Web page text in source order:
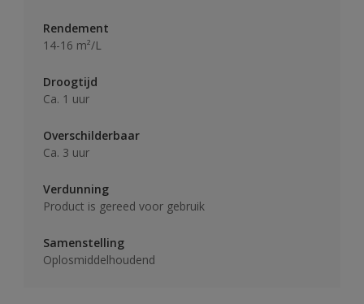
Rendement
14-16 m²/L
Droogtijd
Ca. 1 uur
Overschilderbaar
Ca. 3 uur
Verdunning
Product is gereed voor gebruik
Samenstelling
Oplosmiddelhoudend